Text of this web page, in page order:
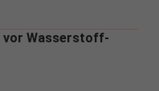
vor Wasserstoff-